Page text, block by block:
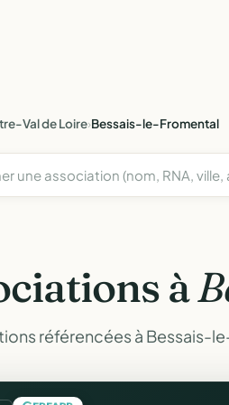
Val de Loire›Bessais-le-Fromental
à
référencées à Bessais-